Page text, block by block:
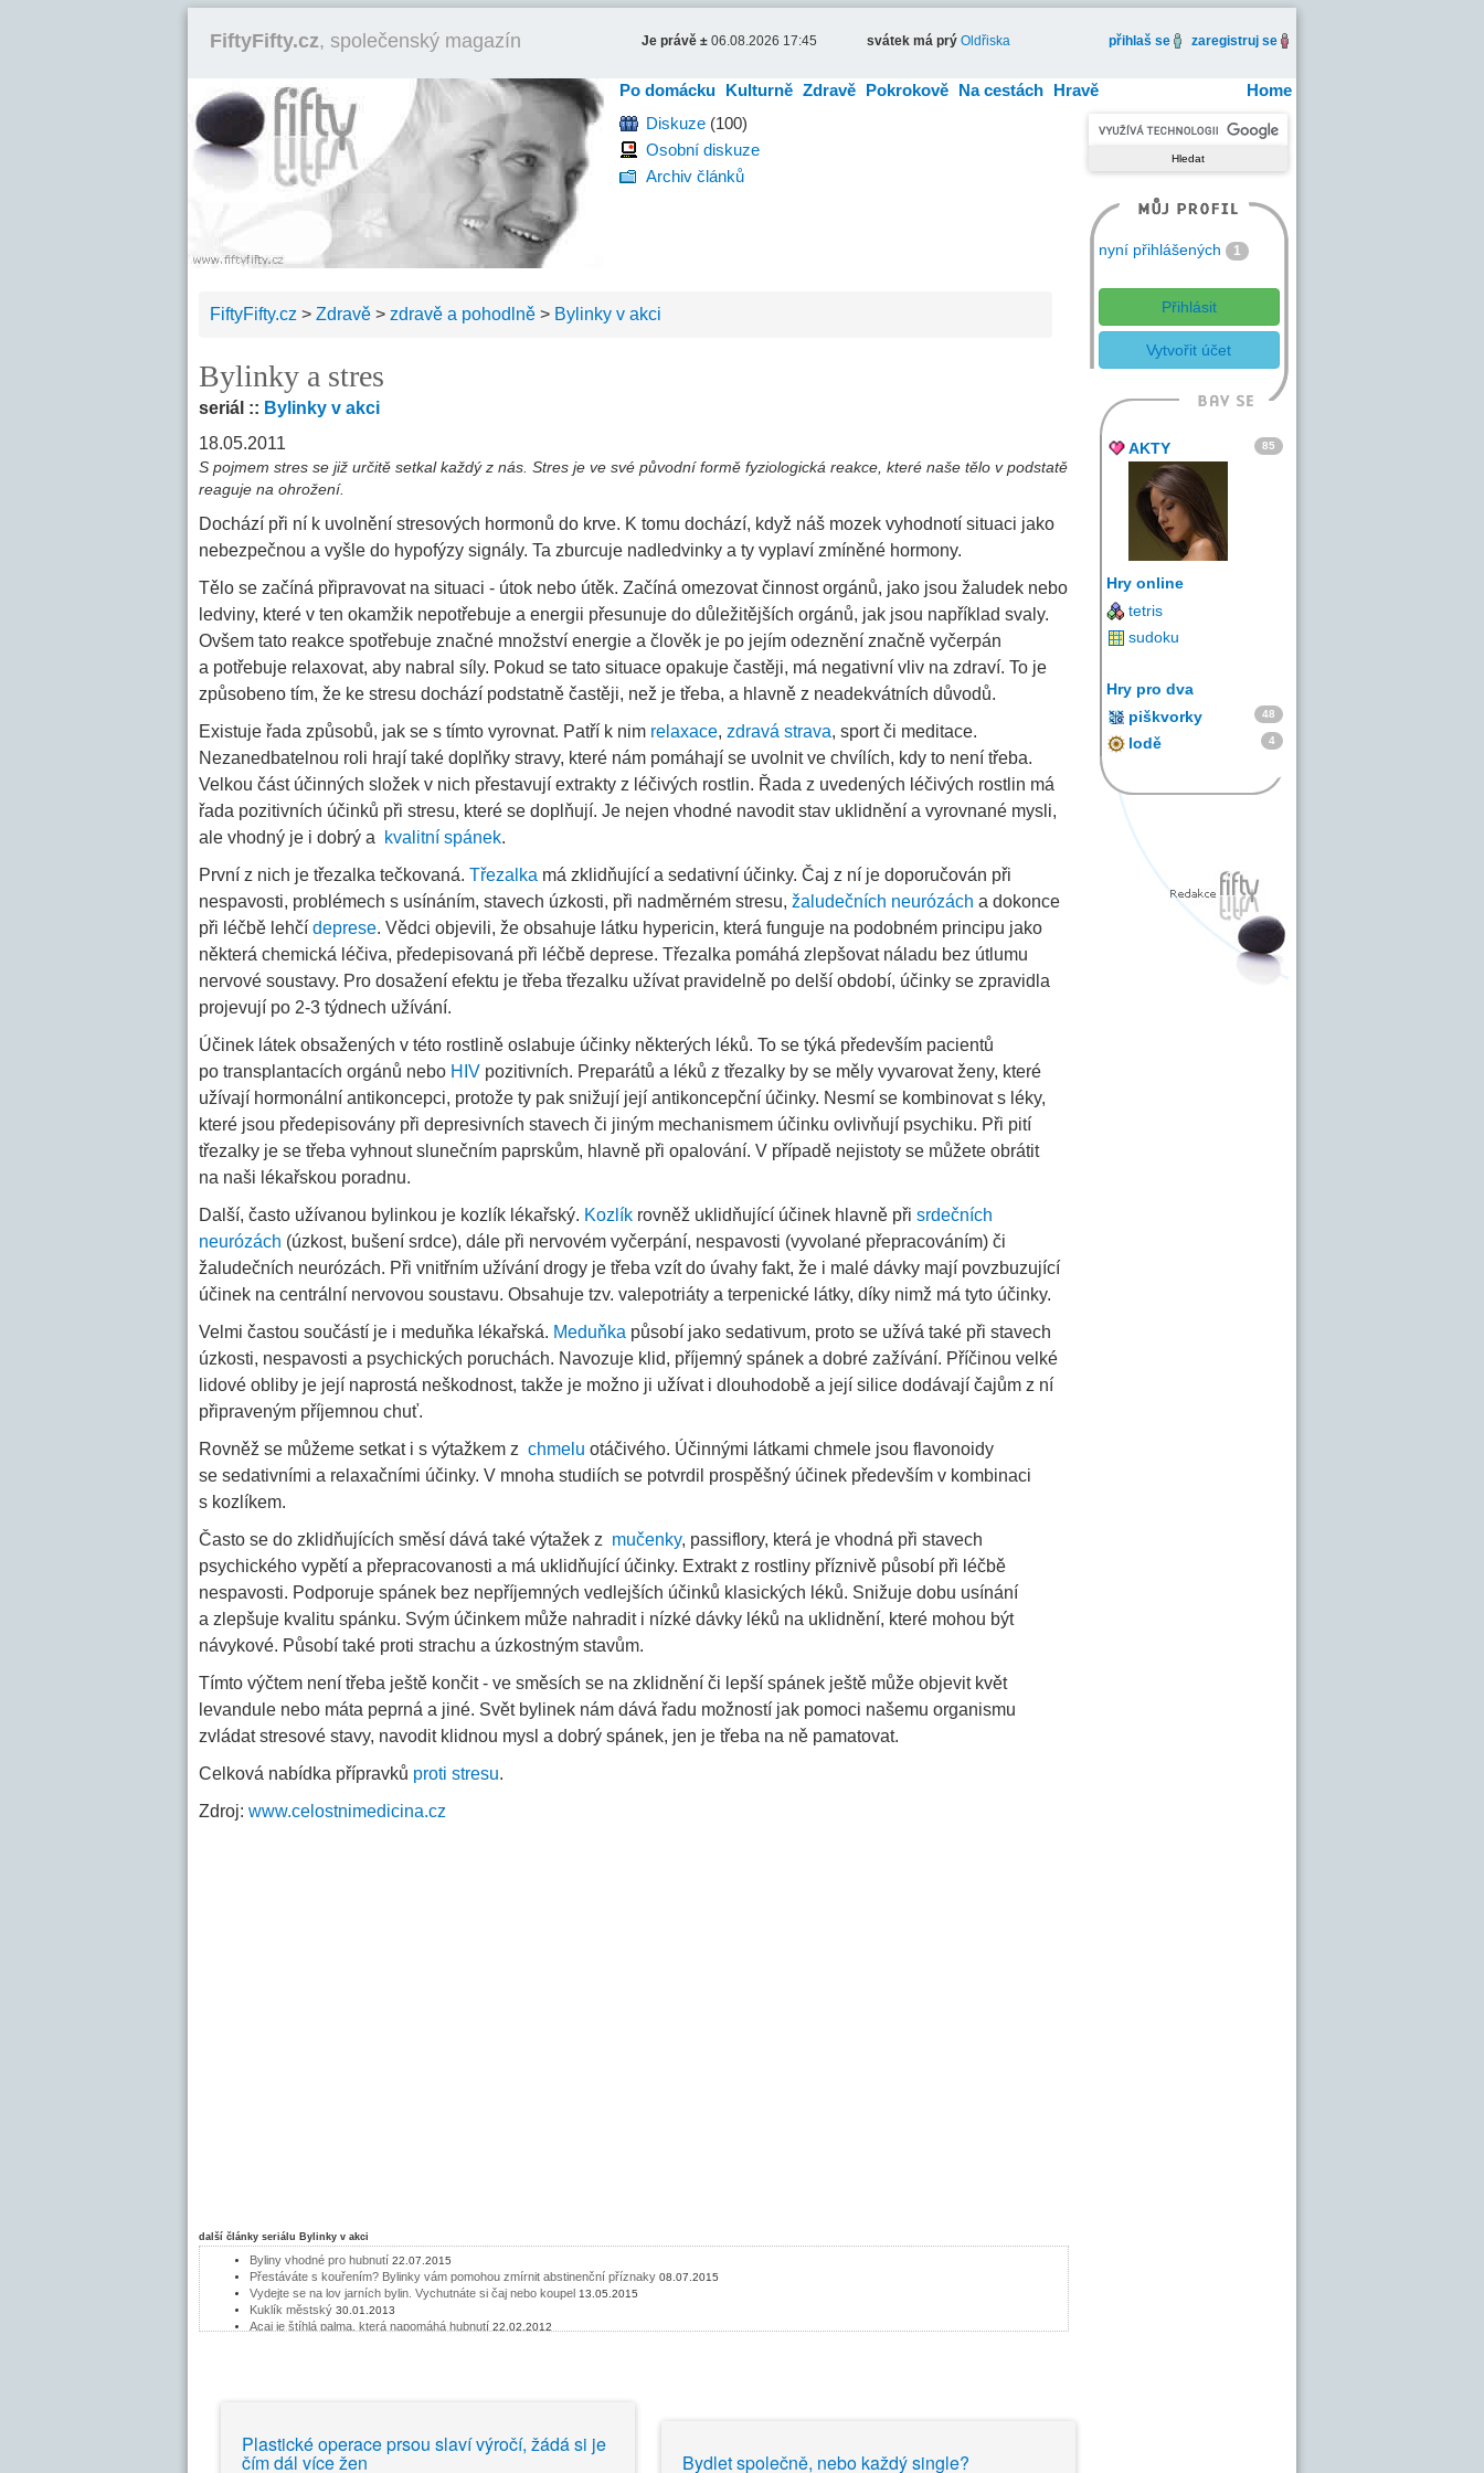
FiftyFifty.cz, společenský magazín Je právě ± 06.08.2026 17:45 svátek má prý Oldřiska přihlaš se zaregistruj se
Home
Po domácku Kulturně Zdravě Pokrokově Na cestách Hravě
Diskuze (100)
Osobní diskuze
Archiv článků
FiftyFifty.cz > Zdravě > zdravě a pohodlně > Bylinky v akci
Bylinky a stres
seriál :: Bylinky v akci
18.05.2011
S pojmem stres se již určitě setkal každý z nás. Stres je ve své původní formě fyziologická reakce, které naše tělo v podstatě
reaguje na ohrožení.
Dochází při ní k uvolnění stresových hormonů do krve. K tomu dochází, když náš mozek vyhodnotí situaci jako
nebezpečnou a vyšle do hypofýzy signály. Ta zburcuje nadledvinky a ty vyplaví zmíněné hormony.
Tělo se začíná připravovat na situaci - útok nebo útěk. Začíná omezovat činnost orgánů, jako jsou žaludek nebo
ledviny, které v ten okamžik nepotřebuje a energii přesunuje do důležitějších orgánů, jak jsou například svaly.
Ovšem tato reakce spotřebuje značné množství energie a člověk je po jejím odeznění značně vyčerpán
a potřebuje relaxovat, aby nabral síly. Pokud se tato situace opakuje častěji, má negativní vliv na zdraví. To je
způsobeno tím, že ke stresu dochází podstatně častěji, než je třeba, a hlavně z neadekvátních důvodů.
Existuje řada způsobů, jak se s tímto vyrovnat. Patří k nim relaxace, zdravá strava, sport či meditace.
Nezanedbatelnou roli hrají také doplňky stravy, které nám pomáhají se uvolnit ve chvílích, kdy to není třeba.
Velkou část účinných složek v nich přestavují extrakty z léčivých rostlin. Řada z uvedených léčivých rostlin má
řada pozitivních účinků při stresu, které se doplňují. Je nejen vhodné navodit stav uklidnění a vyrovnané mysli,
ale vhodný je i dobrý a
kvalitní spánek.
První z nich je třezalka tečkovaná. Třezalka má zklidňující a sedativní účinky. Čaj z ní je doporučován při
nespavosti, problémech s usínáním, stavech úzkosti, při nadměrném stresu, žaludečních neurózách a dokonce
při léčbě lehčí deprese. Vědci objevili, že obsahuje látku hypericin, která funguje na podobném principu jako
některá chemická léčiva, předepisovaná při léčbě deprese. Třezalka pomáhá zlepšovat náladu bez útlumu
nervové soustavy. Pro dosažení efektu je třeba třezalku užívat pravidelně po delší období, účinky se zpravidla
projevují po 2-3 týdnech užívání.
Účinek látek obsažených v této rostlině oslabuje účinky některých léků. To se týká především pacientů
po transplantacích orgánů nebo HIV pozitivních. Preparátů a léků z třezalky by se měly vyvarovat ženy, které
užívají hormonální antikoncepci, protože ty pak snižují její antikoncepční účinky. Nesmí se kombinovat s léky,
které jsou předepisovány při depresivních stavech či jiným mechanismem účinku ovlivňují psychiku. Při pití
třezalky je se třeba vyhnout slunečním paprskům, hlavně při opalování. V případě nejistoty se můžete obrátit
na naši lékařskou poradnu.
Další, často užívanou bylinkou je kozlík lékařský. Kozlík rovněž uklidňující účinek hlavně při srdečních
neurózách (úzkost, bušení srdce), dále při nervovém vyčerpání, nespavosti (vyvolané přepracováním) či
žaludečních neurózách. Při vnitřním užívání drogy je třeba vzít do úvahy fakt, že i malé dávky mají povzbuzující
účinek na centrální nervovou soustavu. Obsahuje tzv. valepotriáty a terpenické látky, díky nimž má tyto účinky.
Velmi častou součástí je i meduňka lékařská. Meduňka působí jako sedativum, proto se užívá také při stavech
úzkosti, nespavosti a psychických poruchách. Navozuje klid, příjemný spánek a dobré zažívání. Příčinou velké
lidové obliby je její naprostá neškodnost, takže je možno ji užívat i dlouhodobě a její silice dodávají čajům z ní
připraveným příjemnou chuť.
Rovněž se můžeme setkat i s výtažkem z chmelu otáčivého. Účinnými látkami chmele jsou flavonoidy
se sedativními a relaxačními účinky. V mnoha studiích se potvrdil prospěšný účinek především v kombinaci
s kozlíkem.
Často se do zklidňujících směsí dává také výtažek z mučenky, passiflory, která je vhodná při stavech
psychického vypětí a přepracovanosti a má uklidňující účinky. Extrakt z rostliny příznivě působí při léčbě
nespavosti. Podporuje spánek bez nepříjemných vedlejších účinků klasických léků. Snižuje dobu usínání
a zlepšuje kvalitu spánku. Svým účinkem může nahradit i nízké dávky léků na uklidnění, které mohou být
návykové. Působí také proti strachu a úzkostným stavům.
Tímto výčtem není třeba ještě končit - ve směsích se na zklidnění či lepší spánek ještě může objevit květ
levandule nebo máta peprná a jiné. Svět bylinek nám dává řadu možností jak pomoci našemu organismu
zvládat stresové stavy, navodit klidnou mysl a dobrý spánek, jen je třeba na ně pamatovat.
Celková nabídka přípravků proti stresu.
Zdroj: www.celostnimedicina.cz
další články seriálu Bylinky v akci
Byliny vhodné pro hubnutí 22.07.2015
Přestáváte s kouřením? Bylinky vám pomohou zmírnit abstinenční příznaky 08.07.2015
Vydejte se na lov jarních bylin. Vychutnáte si čaj nebo koupel 13.05.2015
Kuklík městský 30.01.2013
Acai je štíhlá palma, která napomáhá hubnutí 22.02.2012
Rooibos - zdravý a výtečný čaj bez kofeinu17.12.2008
Čaj Yerba Maté pro povzbuzení, detoxikaci a hubnutí 03.12.2008
Plastické operace prsou slaví výročí, žádá si je
čím dál více žen Bydlet společně, nebo každý single?
nyní přihlášených 1
Přihlásit
Vytvořit účet
AKTY 85
Hry online
tetris
sudoku
Hry pro dva
piškvorky
48
lodě 4